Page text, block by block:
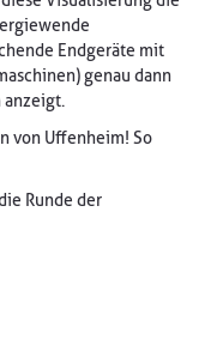
Endgeräte mit
genau dann
anzeigt.
von Uffenheim! So
Runde der